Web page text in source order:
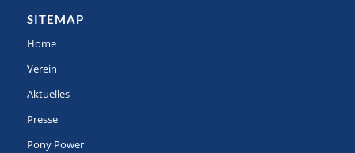
SITEMAP
Home
Verein
Aktuelles
Presse
Pony Power